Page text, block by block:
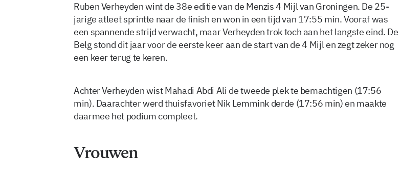
Ruben Verheyden wint de 38e editie van de Menzis 4 Mijl van Groningen. De 25-
jarige atleet sprintte naar de finish en won in een tijd van 17:55 min. Vooraf was
een spannende strijd verwacht, maar Verheyden trok toch aan het langste eind. De
Belg stond dit jaar voor de eerste keer aan de start van de 4 Mijl en zegt zeker nog
een keer terug te keren.
Achter Verheyden wist Mahadi Abdi Ali de tweede plek te bemachtigen (17:56
min). Daarachter werd thuisfavoriet Nik Lemmink derde (17:56 min) en maakte
daarmee het podium compleet.
Vrouwen